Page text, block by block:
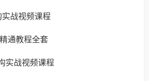
战视频课程
通教程全套
实战视频课程